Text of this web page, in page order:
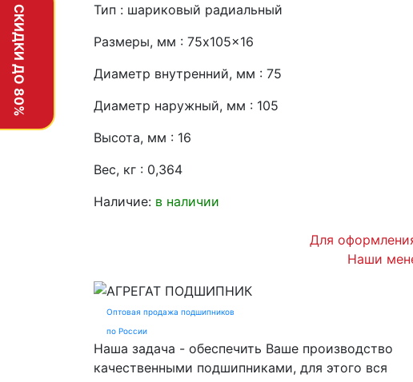
СКИДКИ ДО 80%
Тип : шариковый радиальный
Размеры, мм : 75x105x16
Диаметр внутренний, мм : 75
Диаметр наружный, мм : 105
Высота, мм : 16
Вес, кг : 0,364
Наличие: в наличии
Для
Наши
АГРЕГАТ ПОДШИПНИК
Оптовая продажа подшипников
по России
Наша задача - обеспечить Ваше производство
качественными подшипниками, для этого вся